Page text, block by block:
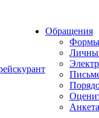
Обращения
Формы